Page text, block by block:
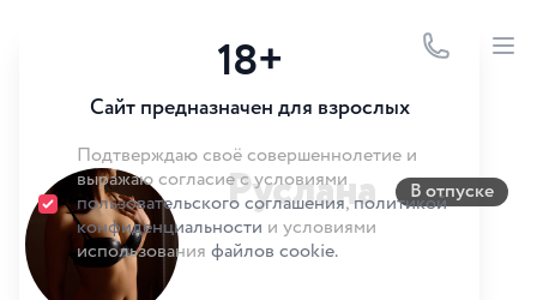
18+
Сайт предназначен для взрослых
Подтверждаю своё совершеннолетие и
выражаю согласие с условиями
пользовательского соглашения,политикой
конфиденциальности и условиями
использования файлов cookie.
Руслана В отпуске